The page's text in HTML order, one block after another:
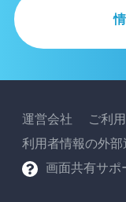
運営会社 ご利
利用者情報の外部
画面共有サポ